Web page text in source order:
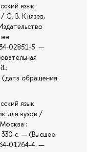
язык.
С. В. Князев,
02851-5. —
обращения:
язык.
для вузов /
:
с. — (Высшее
01264-4. —